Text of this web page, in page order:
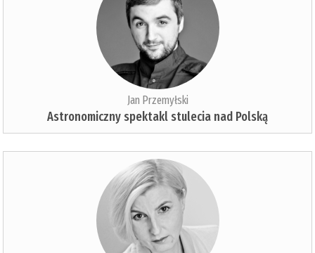
Jan Przemyłski
Astronomiczny spektakl stulecia nad Polską